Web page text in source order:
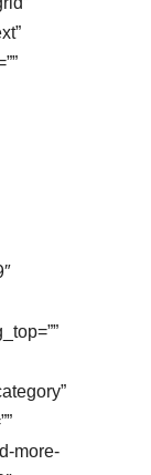
more-